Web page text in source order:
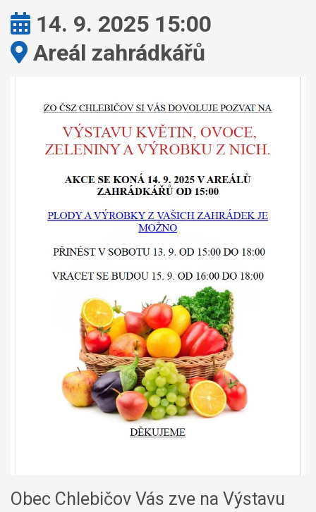
Kdy:
14. 9. 2025 15:00
Kde:
Areál zahrádkářů
Obec Chlebičov Vás zve na Výstavu